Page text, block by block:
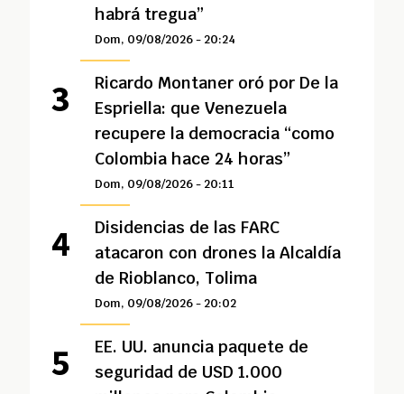
habrá tregua”
Dom, 09/08/2026 - 20:24
Ricardo Montaner oró por De la
Espriella: que Venezuela
recupere la democracia “como
Colombia hace 24 horas”
Dom, 09/08/2026 - 20:11
Disidencias de las FARC
atacaron con drones la Alcaldía
de Rioblanco, Tolima
Dom, 09/08/2026 - 20:02
EE. UU. anuncia paquete de
seguridad de USD 1.000